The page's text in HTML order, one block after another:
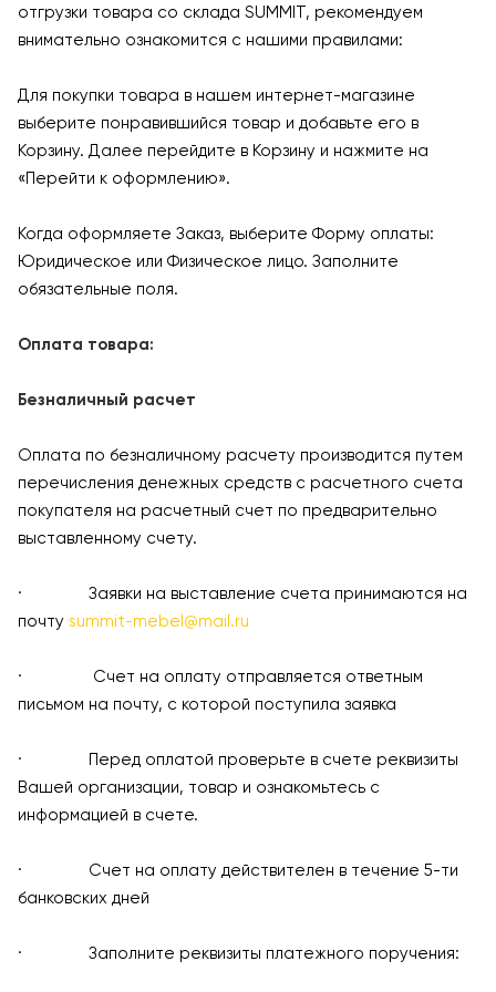
отгрузки товара со склада SUMMIT, рекомендуем
внимательно ознакомится с нашими правилами:
Для покупки товара в нашем интернет-магазине
выберите понравившийся товар и добавьте его в
Корзину. Далее перейдите в Корзину и нажмите на
«Перейти к оформлению».
Когда оформляете Заказ, выберите Форму оплаты:
Юридическое или Физическое лицо. Заполните
обязательные поля.
Оплата товара:
Безналичный расчет
Оплата по безналичному расчету производится путем
перечисления денежных средств с расчетного счета
покупателя на расчетный счет по предварительно
выставленному счету.
· Заявки на выставление счета принимаются на
почту summit-mebel@mail.ru
· Счет на оплату отправляется ответным
письмом на почту, с которой поступила заявка
· Перед оплатой проверьте в счете реквизиты
Вашей организации, товар и ознакомьтесь с
информацией в счете.
· Счет на оплату действителен в течение 5-ти
банковских дней
· Заполните реквизиты платежного поручения: